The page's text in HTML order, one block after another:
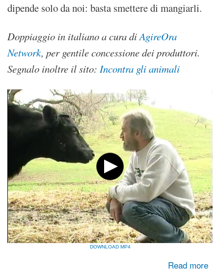
dipende solo da noi: basta smettere di mangiarli.
Doppiaggio in italiano a cura diAgireOra
Network, per gentile concessione dei produttori.
Segnalo inoltre il sito: Incontra gli animali
DOWNLOAD MP4
Read more
about Documentario su emozioni e sentimenti degli animali